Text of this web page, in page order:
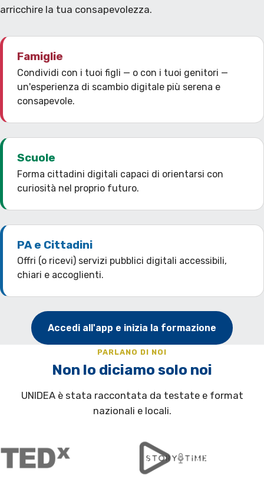
arricchire la tua consapevolezza.
Famiglie
Condividi con i tuoi figli — o con i tuoi genitori —
un'esperienza di scambio digitale più serena e
consapevole.
Scuole
Forma cittadini digitali capaci di orientarsi con
curiosità nel proprio futuro.
PA e Cittadini
Offri (o ricevi) servizi pubblici digitali accessibili,
chiari e accoglienti.
Accedi all'app e inizia la formazione
PARLANO DI NOI
Non lo diciamo solo noi
UNIDEA è stata raccontata da testate e format
nazionali e locali.